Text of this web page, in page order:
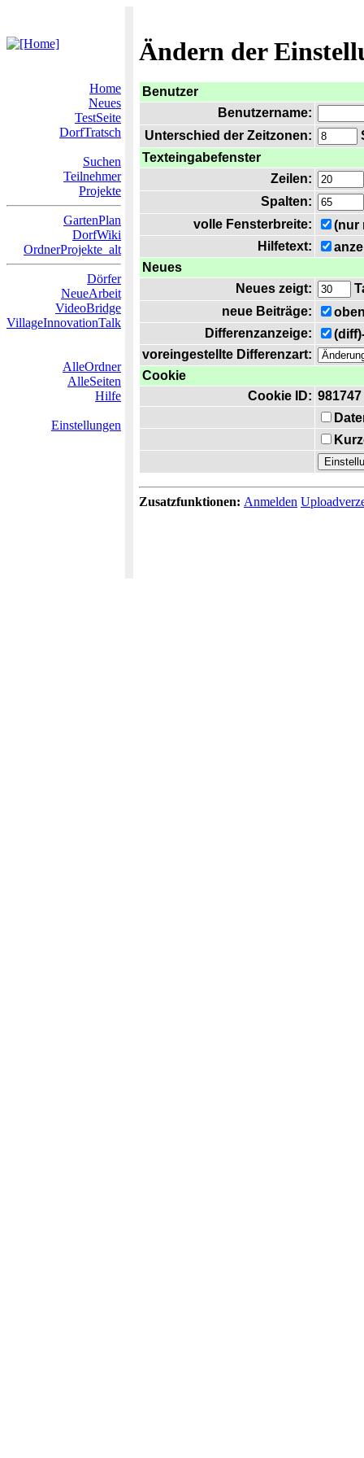
Ändern der
Home
Neues
TestSeite
DorfTratsch
Suchen
Teilnehmer
Projekte
GartenPlan
DorfWiki
OrdnerProjekte_alt
Dörfer
NeueArbeit
VideoBridge
VillageInnovationTalk
AlleOrdner
AlleSeiten
Hilfe
Einstellungen
Benutzer
Benutzername:
Unterschied der Zeitzonen:
Texteingabefenster
Zeilen:
Spalten:
volle Fensterbreite:
(nur
Hilfetext:
Neues
Neues zeigt:
neue Beiträge:
Differenzanzeige:
voreingestellte Differenzart:
Cookie
Cookie ID: 981747
Zusatzfunktionen: Anmelden